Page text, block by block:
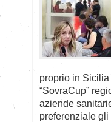
proprio in
“SovraCup”
aziende
preferenziale